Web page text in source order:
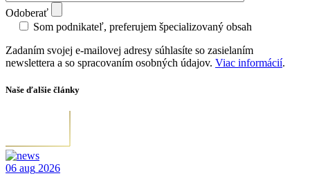
Odoberať
Som podnikateľ, preferujem špecializovaný obsah
Zadaním svojej e-mailovej adresy súhlasíte so zasielaním
newslettera a so spracovaním osobných údajov. Viac informácií.
Naše ďalšie články
06 aug 2026